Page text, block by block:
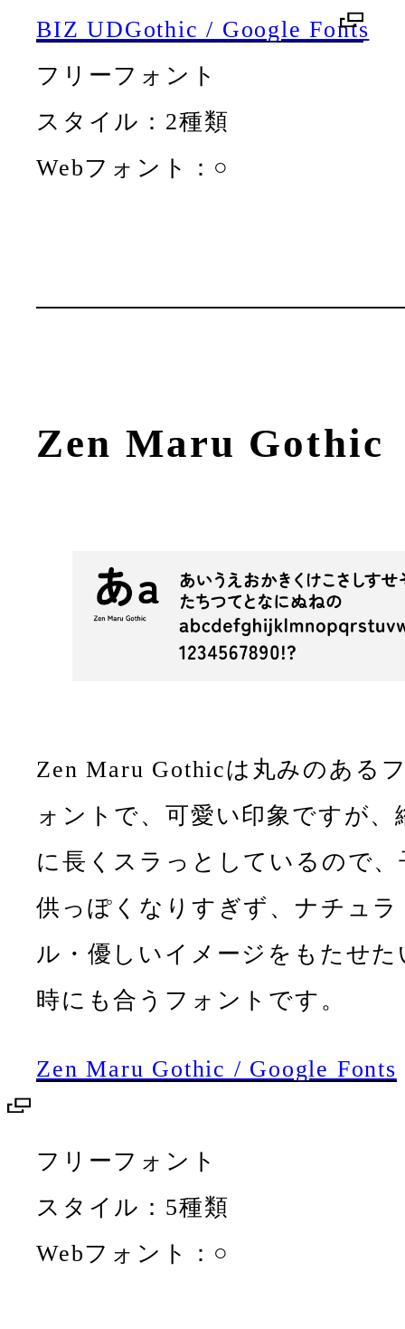
BIZ UDGothic / Google Fonts
フリーフォント
スタイル：2種類
Webフォント：○
Zen Maru Gothic
Zen Maru Gothicは丸みのある
ォントで、可愛い印象ですが、
に長くスラっとしているので、
供っぽくなりすぎず、ナチュラ
ル・優しいイメージをもたせた
時にも合うフォントです。
Zen Maru Gothic / Google Fonts
フリーフォント
スタイル：5種類
Webフォント：○